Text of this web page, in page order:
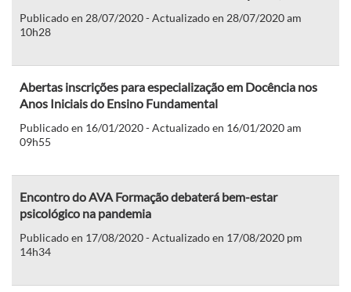
Publicado en 28/07/2020 - Actualizado en 28/07/2020 am
10h28
Abertas inscrições para especialização em Docência nos
Anos Iniciais do Ensino Fundamental
Publicado en 16/01/2020 - Actualizado en 16/01/2020 am
09h55
Encontro do AVA Formação debaterá bem-estar
psicológico na pandemia
Publicado en 17/08/2020 - Actualizado en 17/08/2020 pm
14h34